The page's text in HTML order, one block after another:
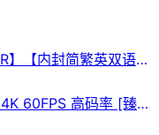
【内封简繁英双语字
60FPS 高码率 [臻彩